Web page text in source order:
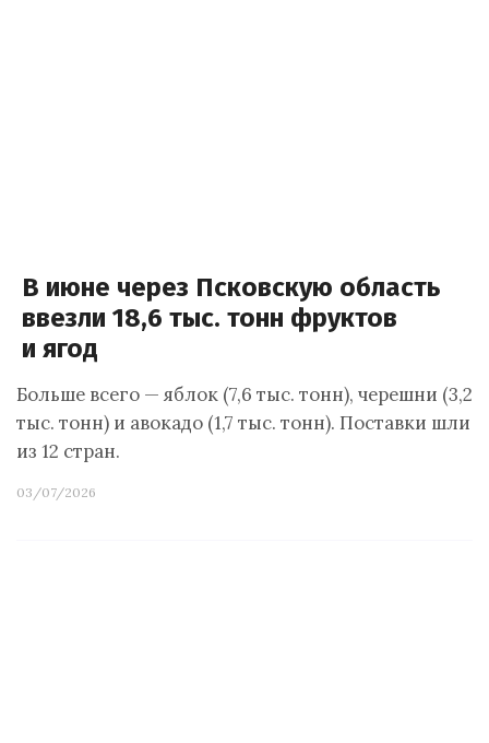
В июне через Псковскую область
ввезли 18,6 тыс. тонн фруктов
и ягод
Больше всего — яблок (7,6 тыс. тонн), черешни (3,2
тыс. тонн) и авокадо (1,7 тыс. тонн). Поставки шли
из 12 стран.
03/07/2026